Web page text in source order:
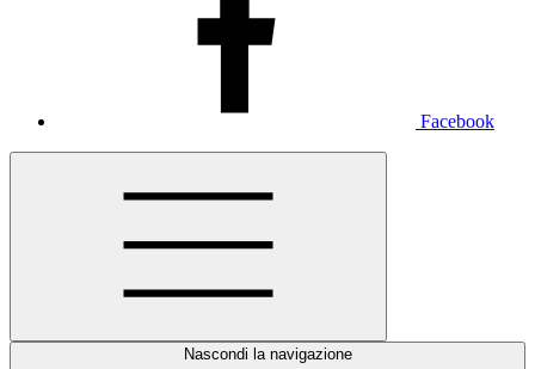
Facebook
Nascondi la navigazione